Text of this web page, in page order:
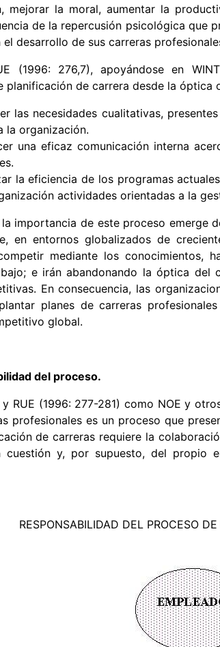
mejorar la moral, aumentar la
de la repercusión psicológica que
desarrollo de sus carreras
(1996: 276,7), apoyándose en
planificación de carrera desde la óptica
las necesidades cualitativas,
la organización.
una eficaz comunicación interna
la eficiencia de los programas
actividades orientadas a la
importancia de este proceso emerge
en entornos globalizados de
mediante los conocimientos,
e irán abandonando la óptica del
En consecuencia, las
planes de carreras
global.
del proceso.
y RUE (1996: 277-281) como NOE y
profesionales es un proceso que
de carreras requiere la
cuestión y, por supuesto, del propio
RESPONSABILIDAD DEL PROCESO